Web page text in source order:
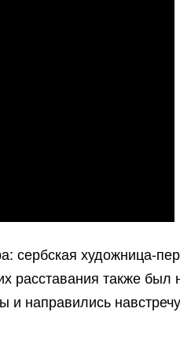
сербская художница-
также
направились